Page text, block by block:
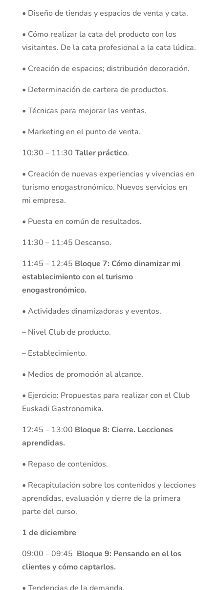
• Diseño de tiendas y espacios de venta y cata.
• Cómo realizar la cata del producto con los
visitantes. De la cata profesional a la cata lúdica.
• Creación de espacios; distribución decoración.
• Determinación de cartera de productos.
• Técnicas para mejorar las ventas.
• Marketing en el punto de venta.
10:30 – 11:30 Taller práctico.
• Creación de nuevas experiencias y vivencias en
turismo enogastronómico. Nuevos servicios en
mi empresa.
• Puesta en común de resultados.
11:30 – 11:45 Descanso.
11:45 – 12:45 Bloque 7: Cómo dinamizar mi
establecimiento con el turismo
enogastronómico.
• Actividades dinamizadoras y eventos.
– Nivel Club de producto.
– Establecimiento.
• Medios de promoción al alcance.
• Ejercicio: Propuestas para realizar con el Club
Euskadi Gastronomika.
12:45 – 13:00 Bloque 8: Cierre. Lecciones
aprendidas.
• Repaso de contenidos.
• Recapitulación sobre los contenidos y lecciones
aprendidas, evaluación y cierre de la primera
parte del curso.
1 de diciembre
09:00 – 09:45 Bloque 9: Pensando en el los
clientes y cómo captarlos.